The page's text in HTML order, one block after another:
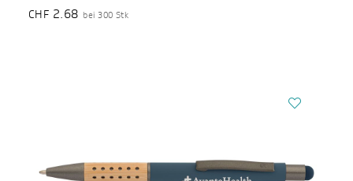
CHF 2.68 bei 300 Stk